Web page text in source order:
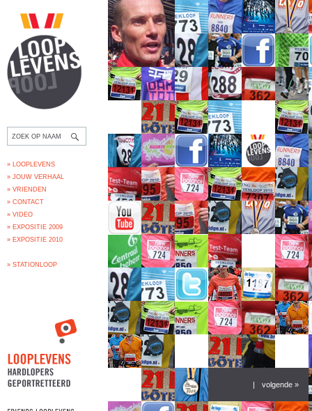
» LOOPLEVENS
» JOUW VERHAAL
» VRIENDEN
» CONTACT
» VIDEO
» EXPOSITIE 2009
» EXPOSITIE 2010
» STATIONLOOP
| volgende »